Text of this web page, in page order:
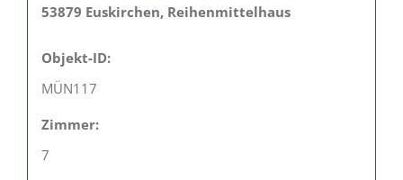
53879 Euskirchen, Reihenmittelhaus
Objekt-ID:
MÜN117
Zimmer:
7